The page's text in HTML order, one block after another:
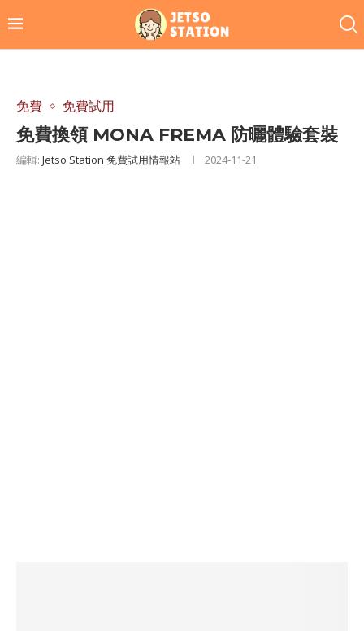
免費 免費試用
免費換領 MONA FREMA 防曬體驗套裝
編輯: Jetso Station 免費試用情報站 2024-11-21